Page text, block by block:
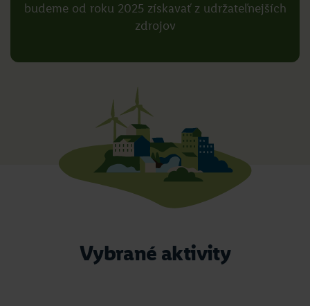
budeme od roku 2025 získavať z udržateľnejších
zdrojov
Vybrané aktivity